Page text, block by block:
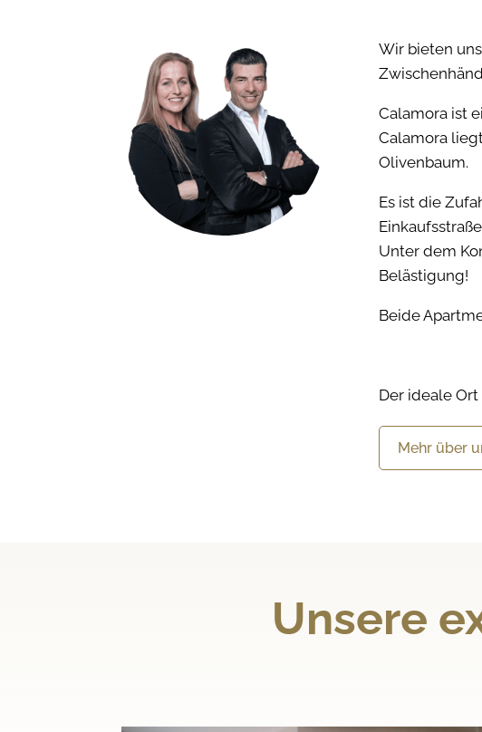
Wir bieten
Calamora ist
Calamora
Olivenbaum.
Es ist die
Unter dem
Belästigung!
Beide
Der ideale Ort
Mehr über
Unsere